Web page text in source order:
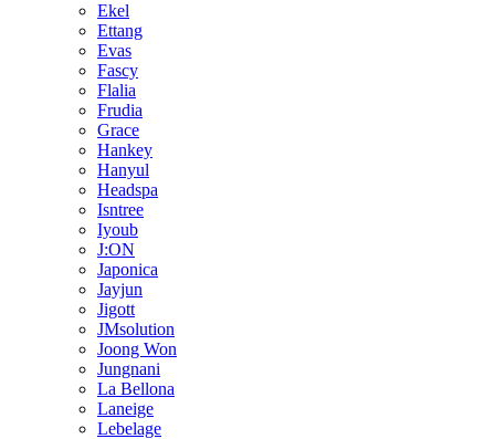
Ekel
Ettang
Evas
Fascy
Flalia
Frudia
Grace
Hankey
Hanyul
Headspa
Isntree
Iyoub
J:ON
Japonica
Jayjun
Jigott
JMsolution
Joong Won
Jungnani
La Bellona
Laneige
Lebelage